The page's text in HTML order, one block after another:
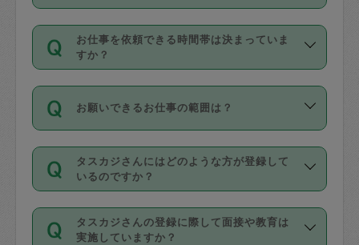
ル登録時にはご入力いただかなくても大
丈夫です。
デビットカード・プリペイドカード（Vプ
リカ、au WALLETなど）は支払にはご利
銀行振込や現金払いも対応していませ
なお、タスカジさんの交通費も、依頼料
金のご請求と合わせてお支払いとなりま
動計算で表示されます。
ポット」よりお得な料金でご利用できま
す。
定期の最低利用回数は設けていない代わ
りに、一定数を超えたキャンセルは有償
（例：毎週定期の場合は３回以上のキャ
ンセルが有償（1200円、隔週定期の場合
は２回以上のキャンセルが有償（1200
交通費は依頼料金とは別途発生し、依頼
料金のご請求と合わせてお支払いとなり
ます。交通費の金額は「依頼の詳細」に
お仕事を依頼できる時間帯は決まっていま
すか？
時間帯は3種類あります。いずれも１回あ
たり３時間です。
・ＡＭ ９時～１２時
・ＰＭ １３時～１６時
・夜 １８時～２１時
開始時間を２時間前後変更することが可
お願いできるお仕事の範囲は？
掃除、整理収納、洗濯、買い物、料理、
作り置きです。タスカジさんによってで
きる仕事の範囲が異なりますので、依頼
する前にタスカジさんのプロフィールで
確認してください。
タスカジさんにはどのような方が登録して
いるのですか？
主婦として長年の家事経験をお持ちの
方、栄養士・調理師といった資格者で保
タスカジさんの登録に際して面接や教育は
実施していますか？